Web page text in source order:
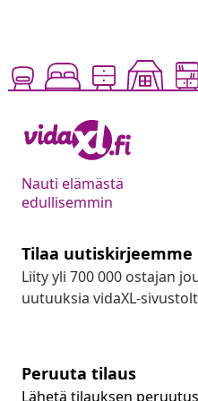
Nauti elämästä
edullisemmin
Tilaa uutiskirjeemme
Liity yli 700 000 ostajan
uutuuksia vidaXL-
Peruuta tilaus
Lähetä tilauksen